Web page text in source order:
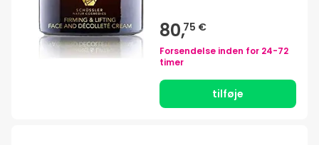
80,75 €
Forsendelse inden for 24-72
timer
tilføje